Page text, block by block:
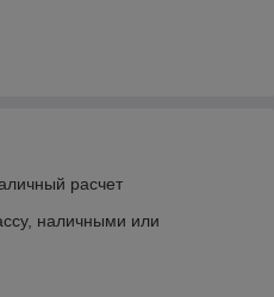
расчет
наличными или